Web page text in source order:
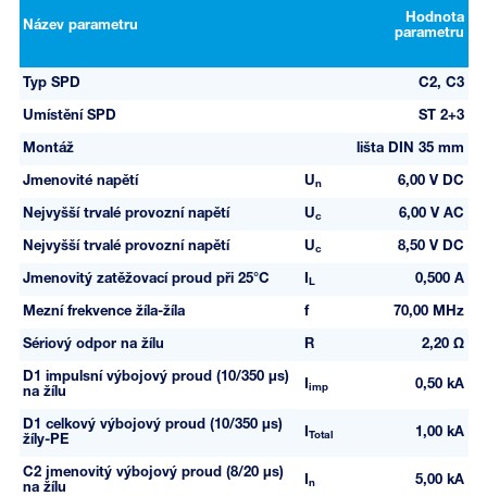
Název parametru
Hodnota
parametru
Typ SPD C2, C3
Umístění SPD ST 2+3
Montáž lišta DIN 35 mm
Jmenovité napětí Un 6,00 V DC
Nejvyšší trvalé provozní napětí Uc 6,00 V AC
Nejvyšší trvalé provozní napětí Uc 8,50 V DC
Jmenovitý zatěžovací proud při 25°C L 0,500 A
Mezní frekvence žíla-žíla f 70,00 MHz
Sériový odpor na žílu R 2,20 Ω
D1 impulsní výbojový proud (10/350 µs)
na žílu
imp 0,50 kA
D1 celkový výbojový proud (10/350 µs)
žíly-PE
Total 1,00 kA
C2 jmenovitý výbojový proud (8/20 µs)
na žílu
n 5,00 kA